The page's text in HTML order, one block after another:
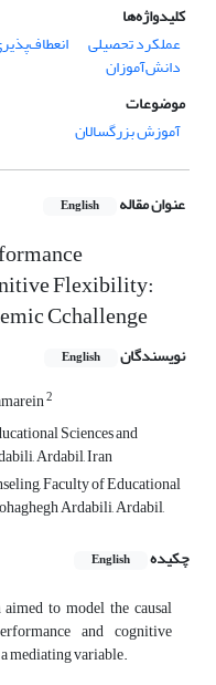
کلیدواژه‌ها
عملکرد تحصیلی
دانش‌آموزان
موضوعات
آموزش بزرگسالان
عنوان مقاله English
Flexibility:
Cchallenge
نویسندگان English
2
Sciences and
Ardabil, Iran
Faculty of Educational
Ardabili, Ardabil,
چکیده
English
to model the causal
and cognitive
mediating variable.